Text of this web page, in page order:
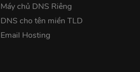
Máy chủ DNS Riêng
DNS cho tên miền TLD
Email Hosting